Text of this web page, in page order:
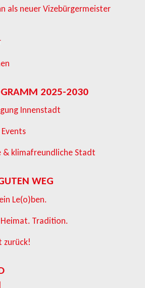
als neuer Vizebürgermeister
2025-2030
Innenstadt
& klimafreundliche Stadt
WEG
Le(o)ben.
Tradition.
zurück!